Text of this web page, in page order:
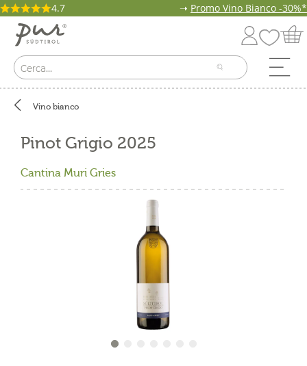
4.7 ➝ Promo Vino Bianco -30%*
Vino bianco
Pinot Grigio 2025
Cantina Muri Gries